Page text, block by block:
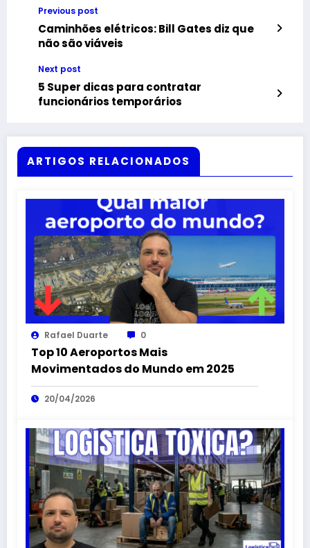
Previous post
Caminhões elétricos: Bill Gates diz que
não são viáveis
Next post
5 Super dicas para contratar
funcionários temporários
ARTIGOS RELACIONADOS
Rafael Duarte 0
Top 10 Aeroportos Mais
Movimentados do Mundo em 2025
20/04/2026